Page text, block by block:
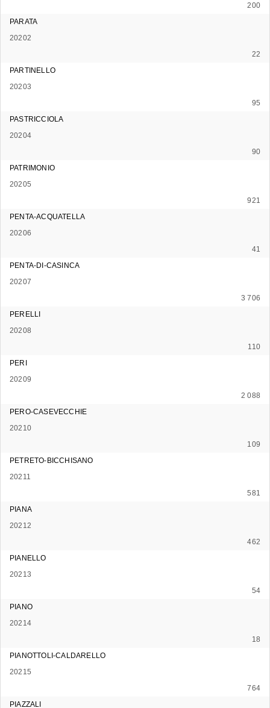
200
PARATA
20202
22
PARTINELLO
20203
95
PASTRICCIOLA
20204
90
PATRIMONIO
20205
921
PENTA-ACQUATELLA
20206
41
PENTA-DI-CASINCA
20207
3 706
PERELLI
20208
110
PERI
20209
2 088
PERO-CASEVECCHIE
20210
109
PETRETO-BICCHISANO
20211
581
PIANA
20212
462
PIANELLO
20213
54
PIANO
20214
18
PIANOTTOLI-CALDARELLO
20215
764
PIAZZALI